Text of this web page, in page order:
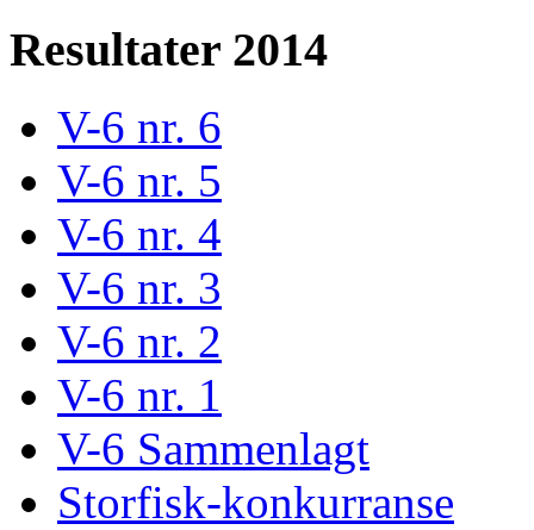
Resultater 2014
V-6 nr. 6
V-6 nr. 5
V-6 nr. 4
V-6 nr. 3
V-6 nr. 2
V-6 nr. 1
V-6 Sammenlagt
Storfisk-konkurranse